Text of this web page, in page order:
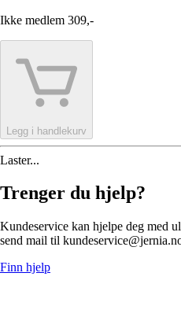
Ikke medlem 309,-
Legg i handlekurv
Laster...
Trenger du hjelp?
Kundeservice kan hjelpe deg med
send mail til
Finn hjelp